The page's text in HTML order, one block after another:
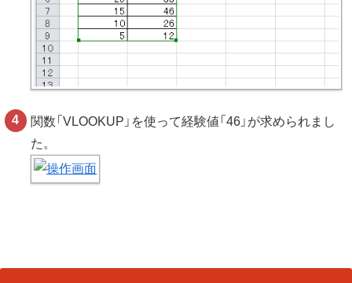
関数「VLOOKUP」を使って経験値「46」が求められまし
た。